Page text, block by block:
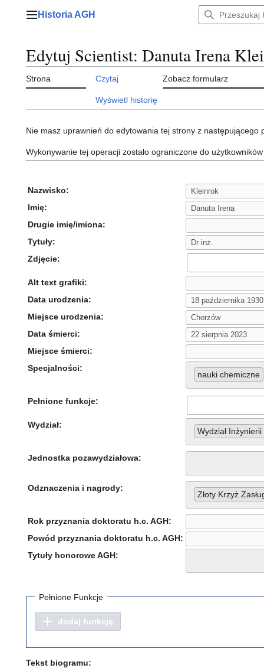
Menu główne
Historia AGH
Edytuj Scientist: Danuta Irena
Strona Czytaj Zobacz formularz
Wyświetl historię
Nie masz uprawnień do edytowania tej strony z następującego
Wykonywanie tej operacji zostało ograniczone do
Nazwisko:
Imię:
Drugie imię/imiona:
Tytuły:
Zdjęcie:
Alt text grafiki:
Data urodzenia:
Miejsce urodzenia:
Data śmierci:
Miejsce śmierci:
Specjalności:
nauki chemiczne
Pełnione funkcje:
Wydział:
Wydział
Jednostka pozawydziałowa:
Odznaczenia i nagrody:
Złoty Krzyż
Rok przyznania doktoratu h.c. AGH:
Powód przyznania doktoratu h.c. AGH:
Tytuły honorowe AGH:
Pełnione Funkcje
dodaj funkcję
Tekst biogramu: